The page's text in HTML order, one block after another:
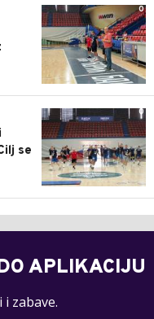
0
0
se
APLIKACIJU
zabave.